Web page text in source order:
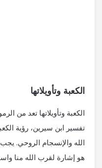
الكعبة وتأويلاتها
الكعبة وتأويلاتها تعد من
تفسير ابن سيرين، رؤية
الله والإنسجام الروحي.
هو إشارة لقرب الله منا